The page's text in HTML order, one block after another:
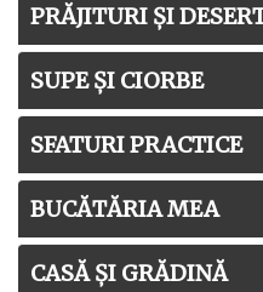
PRĂJITURI ȘI
SUPE ȘI CIORBE
SFATURI PRACTICE
BUCĂTĂRIA MEA
CASĂ ȘI GRĂDINĂ